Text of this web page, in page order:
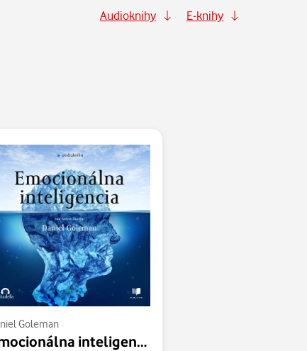
Audioknihy E-knihy
Goleman
Emocionálna inteligencia